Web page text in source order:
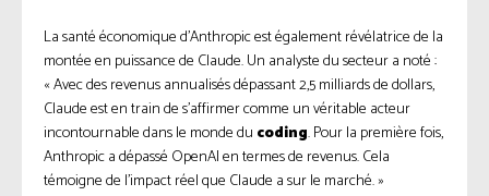
La santé économique d’Anthropic est également révélatrice de la
montée en puissance de Claude. Un analyste du secteur a noté :
« Avec des revenus annualisés dépassant 2,5 milliards de dollars,
Claude est en train de s’affirmer comme un véritable acteur
incontournable dans le monde du coding. Pour la première fois,
Anthropic a dépassé OpenAI en termes de revenus. Cela
témoigne de l’impact réel que Claude a sur le marché. »